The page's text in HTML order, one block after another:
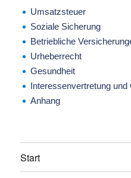
Umsatzsteuer
Soziale Sicherung
Betriebliche
Urheberrecht
Gesundheit
Interessenvertretung
Anhang
Start